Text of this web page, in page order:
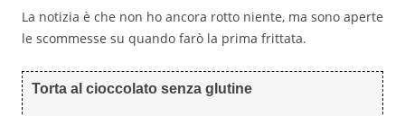
La notizia è che non ho ancora rotto niente, ma sono aperte
le scommesse su quando farò la prima frittata.
Torta al cioccolato senza glutine